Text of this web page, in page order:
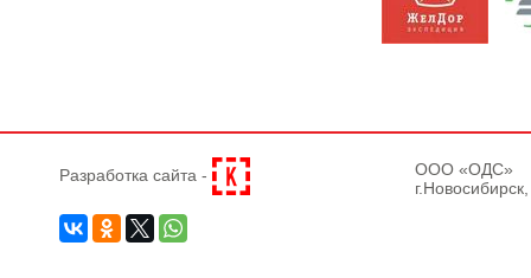
Разработка сайта -
OOO «ОДС»